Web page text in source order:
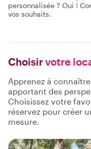
personnalisée ? Oui !
vos souhaits.
Choisirvotre
Apprenez à
apportant des
Choisissez votre
réservez pour créer
mesure.